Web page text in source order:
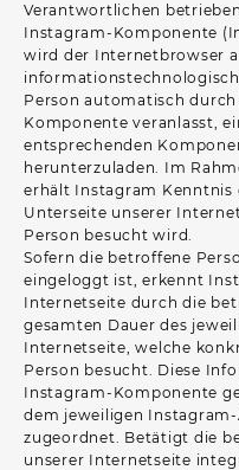
Verantwortlichen
Instagram-Komponente
wird der Internetbrowser
Person automatisch
Komponente veranlasst,
entsprechenden
herunterzuladen. Im
erhält Instagram Kenntnis
Unterseite unserer
Person besucht wird.
Sofern die betroffene
eingeloggt ist, erkennt
Internetseite durch die
gesamten Dauer des
Internetseite, welche
Person besucht. Diese
Instagram-Komponente
dem jeweiligen
zugeordnet. Betätigt die
unserer Internetseite